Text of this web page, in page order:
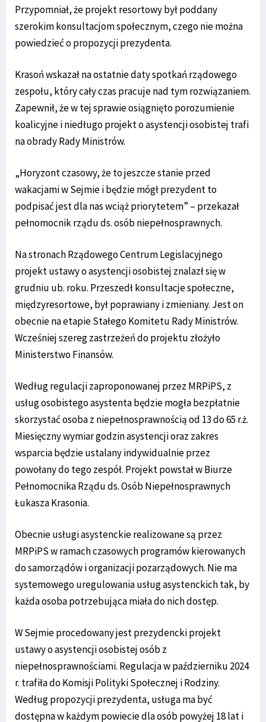
Przypomniał, że projekt resortowy był poddany
szerokim konsultacjom społecznym, czego nie można
powiedzieć o propozycji prezydenta.
Krasoń wskazał na ostatnie daty spotkań rządowego
zespołu, który cały czas pracuje nad tym rozwiązaniem.
Zapewnił, że w tej sprawie osiągnięto porozumienie
koalicyjne i niedługo projekt o asystencji osobistej trafi
na obrady Rady Ministrów.
„Horyzont czasowy, że to jeszcze stanie przed
wakacjami w Sejmie i będzie mógł prezydent to
podpisać jest dla nas wciąż priorytetem” – przekazał
pełnomocnik rządu ds. osób niepełnosprawnych.
Na stronach Rządowego Centrum Legislacyjnego
projekt ustawy o asystencji osobistej znalazł się w
grudniu ub. roku. Przeszedł konsultacje społeczne,
międzyresortowe, był poprawiany i zmieniany. Jest on
obecnie na etapie Stałego Komitetu Rady Ministrów.
Wcześniej szereg zastrzeżeń do projektu złożyło
Ministerstwo Finansów.
Według regulacji zaproponowanej przez MRPiPS, z
usług osobistego asystenta będzie mogła bezpłatnie
skorzystać osoba z niepełnosprawnością od 13 do 65 r.ż.
Miesięczny wymiar godzin asystencji oraz zakres
wsparcia będzie ustalany indywidualnie przez
powołany do tego zespół. Projekt powstał w Biurze
Pełnomocnika Rządu ds. Osób Niepełnosprawnych
Łukasza Krasonia.
Obecnie usługi asystenckie realizowane są przez
MRPiPS w ramach czasowych programów kierowanych
do samorządów i organizacji pozarządowych. Nie ma
systemowego uregulowania usług asystenckich tak, by
każda osoba potrzebująca miała do nich dostęp.
W Sejmie procedowany jest prezydencki projekt
ustawy o asystencji osobistej osób z
niepełnosprawnościami. Regulacja w październiku 2024
r. trafiła do Komisji Polityki Społecznej i Rodziny.
Według propozycji prezydenta, usługa ma być
dostępna w każdym powiecie dla osób powyżej 18 lat i